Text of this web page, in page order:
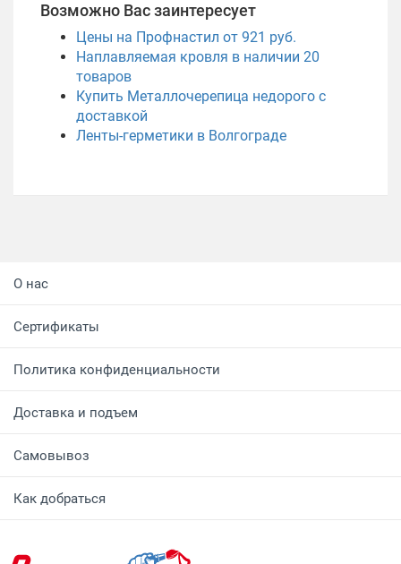
Возможно Вас заинтересует
Цены на Профнастил от 921 руб.
Наплавляемая кровля в наличии 20
товаров
Купить Металлочерепица недорого с
доставкой
Ленты-герметики в Волгограде
О нас
Сертификаты
Политика конфиденциальности
Доставка и подъем
Самовывоз
Как добраться